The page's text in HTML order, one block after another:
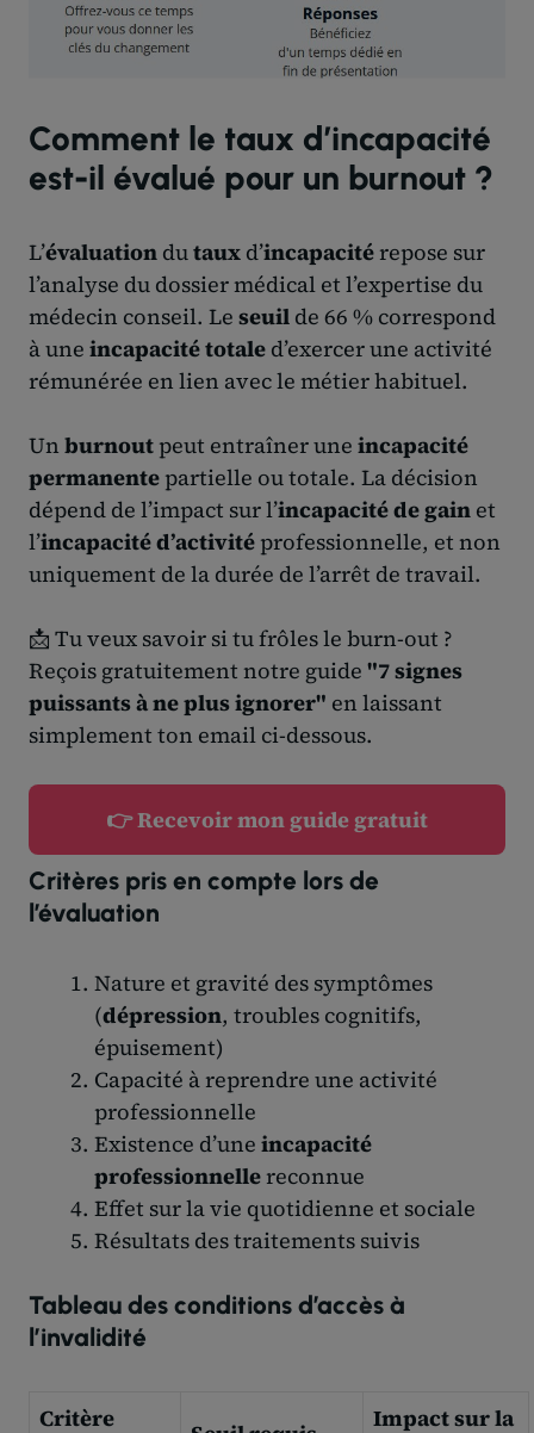
Comment le taux d’incapacité
est-il évalué pour un burnout ?
L’évaluation dutaux d’incapacitérepose sur
l’analyse du dossier médical et l’expertise du
médecin conseil. Le seuil de 66 % correspond
à une incapacité totale d’exercer une activité
rémunérée en lien avec le métier habituel.
Un burnout peut entraîner une incapacité
permanente partielle ou totale. La décision
dépend de l’impact sur l’incapacité de gain et
l’incapacité d’activité professionnelle, et non
uniquement de la durée de l’arrêt de travail.
📩 Tu veux savoir si tu frôles le burn-out ?
Reçois gratuitement notre guide "7 signes
puissants à ne plus ignorer" en laissant
simplement ton email ci-dessous.
👉 Recevoir mon guide gratuit
Critères pris en compte lors de
l’évaluation
Nature et gravité des symptômes
(dépression, troubles cognitifs,
épuisement)
Capacité à reprendre une activité
professionnelle
Existence d’une incapacité
professionnellereconnue
Effet sur la vie quotidienne et sociale
Résultats des traitements suivis
Tableau des conditions d’accès à
l’invalidité
Critère
Impact sur la